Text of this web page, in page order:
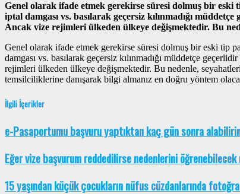
Genel olarak ifade etmek gerekirse süresi dolmuş bir
iptal damgası vs. basılarak geçersiz kılınmadığı
Ancak vize rejimleri ülkeden ülkeye değişmektedir. Bu
Genel olarak ifade etmek gerekirse süresi dolmuş bir eski tip
damgası vs. basılarak geçersiz kılınmadığı müddetçe
rejimleri ülkeden ülkeye değişmektedir. Bu nedenle,
temsilciliklerine danışarak bilgi almanız en doğru yöntem
İlgili İçerikler
e-Pasaportumu başvuru yaptıktan kaç gün sonra
Eğer vize başvurum reddedilirse nedenlerini öğrenebilecek
15 yaşından küçük çocukların nüfus cüzdanlarında